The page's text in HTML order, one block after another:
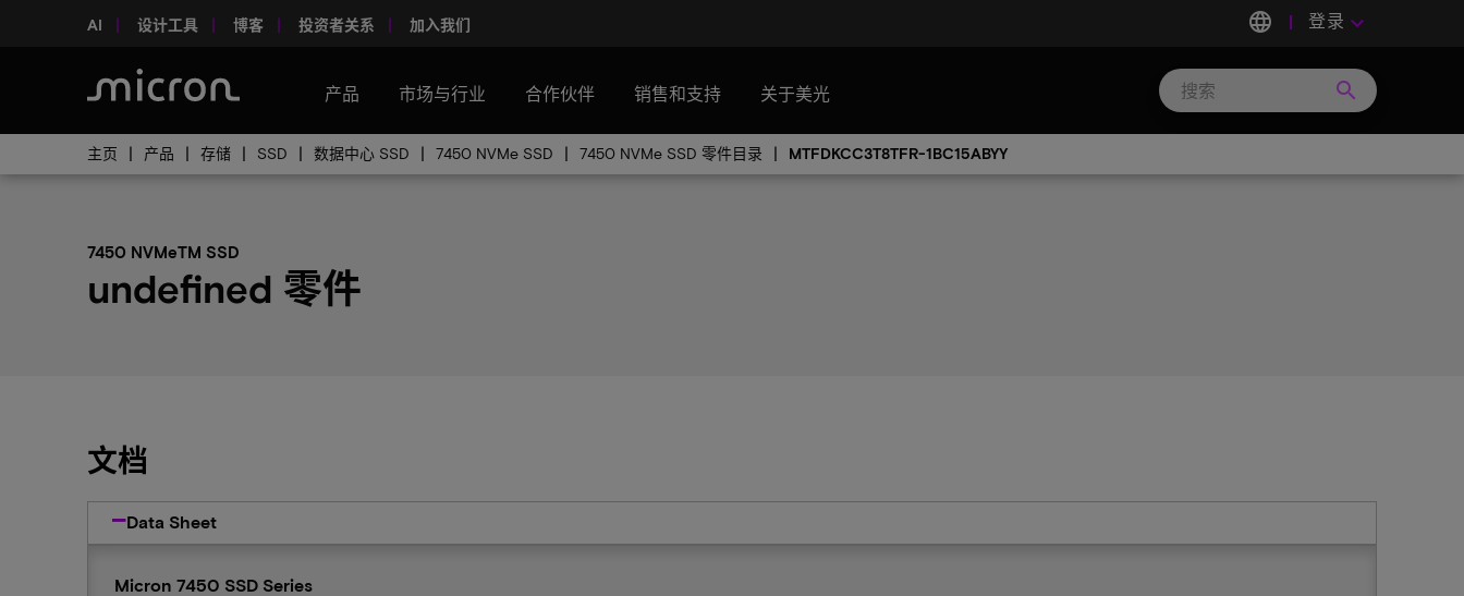
AI 设计工具 博客 投资者关系 加入我们 language 登录 keyboard_arrow_down
产品 市场与行业 合作伙伴 销售和支持 关于美光 search
主页 产品 存储 SSD 数据中心 SSD 7450 NVMe SSD 7450 NVMe SSD 零件目录 MTFDKCC3T8TFR-1BC15ABYY
7450 NVMeTM SSD
undefined 零件
文档
Data Sheet
Micron 7450 SSD Series